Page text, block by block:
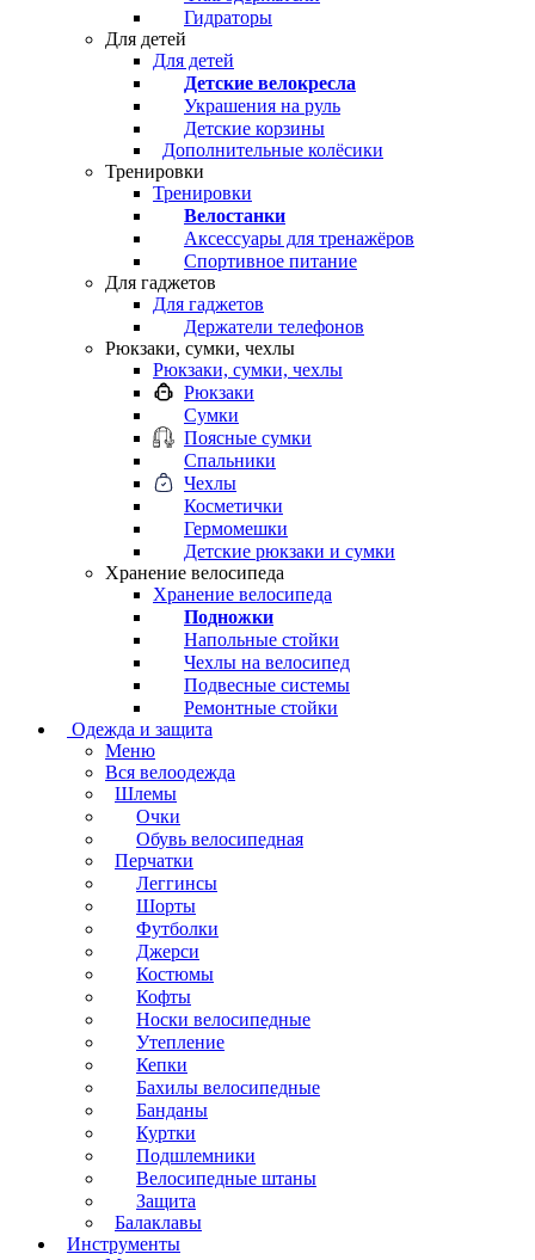
Гидраторы
Для детей
Для детей
Детские велокресла
Украшения на руль
Детские корзины
Дополнительные колёсики
Тренировки
Тренировки
Велостанки
Аксессуары для тренажёров
Спортивное питание
Для гаджетов
Для гаджетов
Держатели телефонов
Рюкзаки, сумки, чехлы
Рюкзаки, сумки, чехлы
Рюкзаки
Сумки
Поясные сумки
Спальники
Чехлы
Косметички
Гермомешки
Детские рюкзаки и сумки
Хранение велосипеда
Хранение велосипеда
Подножки
Напольные стойки
Чехлы на велосипед
Подвесные системы
Ремонтные стойки
Одежда и защита
Меню
Вся велоодежда
Шлемы
Очки
Обувь велосипедная
Перчатки
Леггинсы
Шорты
Футболки
Джерси
Костюмы
Кофты
Носки велосипедные
Утепление
Кепки
Бахилы велосипедные
Банданы
Куртки
Подшлемники
Велосипедные штаны
Защита
Балаклавы
Инструменты